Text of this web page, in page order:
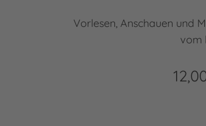
Vorlesen, Anschauen und
vom